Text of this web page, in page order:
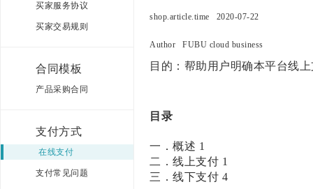
买家服务协议
买家交易规则
合同模板
产品采购合同
支付方式
在线支付
支付常见问题
shop.article.time 2020-07-22
Author FUBU cloud business
目的：帮助用户明确本平台线
目录
一．概述 1
二．线上支付 1
三．线下支付 4